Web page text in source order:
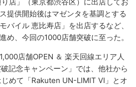
り店」（東京都渋谷区）に出店してお
提供開始後はマゼンタを基調とする
バイル 恵比寿店」を出店するなど、
め、今回の1000店舗突破に至った。
店舗OPEN ＆ 楽天回線エリア人
記念キャンペーン」では、他社から
めて「Rakuten UN-LIMIT VI」とオ